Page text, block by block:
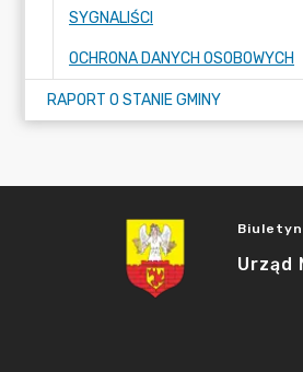
SYGNALIŚCI
OCHRONA DANYCH OSOBOWYCH
RAPORT O STANIE GMINY
Urząd